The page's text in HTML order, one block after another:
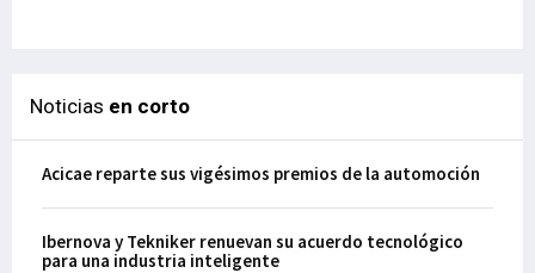
Noticias en corto
Acicae reparte sus vigésimos premios de la automoción
Ibernova y Tekniker renuevan su acuerdo tecnológico
para una industria inteligente